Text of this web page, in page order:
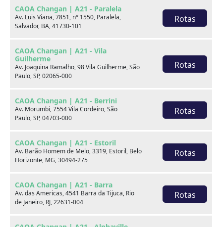
CAOA Changan | A21 - Paralela
Av. Luis Viana, 7851, n° 1550, Paralela,
Salvador, BA, 41730-101
Rotas
CAOA Changan | A21 - Vila
Guilherme
Av. Joaquina Ramalho, 98 Vila Guilherme, São
Paulo, SP, 02065-000
Rotas
CAOA Changan | A21 - Berrini
Av. Morumbi, 7554 Vila Cordeiro, São
Paulo, SP, 04703-000
Rotas
CAOA Changan | A21 - Estoril
Av. Barão Homem de Melo, 3319, Estoril, Belo
Horizonte, MG, 30494-275
Rotas
CAOA Changan | A21 - Barra
Av. das Americas, 4541 Barra da Tijuca, Rio
de Janeiro, RJ, 22631-004
Rotas
Seminovos em destaque